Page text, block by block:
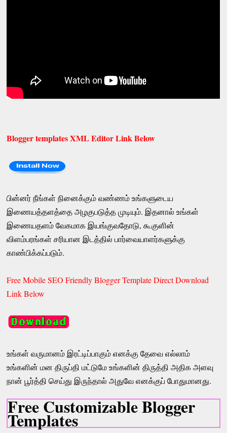
Blogger templates XML Editor Link Below
பின்னர் நீங்கள் நினைக்கும் வண்ணம் உங்களுடைய
இணையத்தளத்தை அழகுபடுத்த முடியும். இதனால் உங்கள்
இணையதளம் வேகமாக இயங்குவதோடு, கூகுளின்
விளம்பரங்கள் சரியான இடத்தில் பார்வையாளர்களுக்கு
காண்பிக்கப்படும்.
Free Mobile SEO Friendly Blogger Template Direct Download
Link Below
உங்கள் வருமானம் இரட்டிப்பாகும் எனக்கு தேவை எல்லாம்
உங்களின் மன திருப்தி மட்டுமே உங்களின் திருத்தி அதிக அளவு
நான் பூர்த்தி செய்து இருந்தால் அதுவே எனக்குப் போதுமானது.
Free Customizable Blogger
Templates